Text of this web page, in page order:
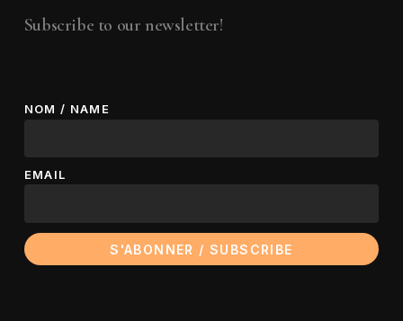
Subscribe to our newsletter!
NOM / NAME
EMAIL